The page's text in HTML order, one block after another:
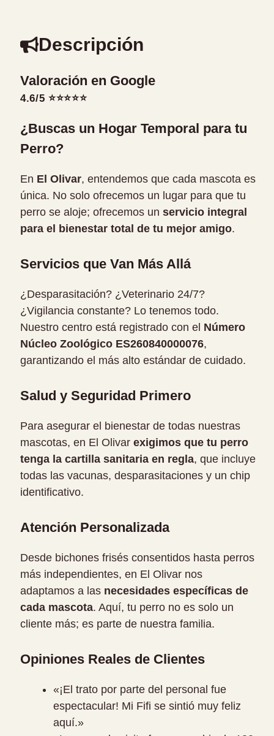
Descripción
Valoración en Google
4.6/5 ⭐⭐⭐⭐⭐
¿Buscas un Hogar Temporal para tu
Perro?
En El Olivar, entendemos que cada mascota es
única. No solo ofrecemos un lugar para que tu
perro se aloje; ofrecemos un servicio integral
para el bienestar total de tu mejor amigo.
Servicios que Van Más Allá
¿Desparasitación? ¿Veterinario 24/7?
¿Vigilancia constante? Lo tenemos todo.
Nuestro centro está registrado con el Número
Núcleo Zoológico ES260840000076,
garantizando el más alto estándar de cuidado.
Salud y Seguridad Primero
Para asegurar el bienestar de todas nuestras
mascotas, en El Olivar exigimos que tu perro
tenga la cartilla sanitaria en regla, que incluye
todas las vacunas, desparasitaciones y un chip
identificativo.
Atención Personalizada
Desde bichones frisés consentidos hasta perros
más independientes, en El Olivar nos
adaptamos a las necesidades específicas de
cada mascota. Aquí, tu perro no es solo un
cliente más; es parte de nuestra familia.
Opiniones Reales de Clientes
«¡El trato por parte del personal fue
espectacular! Mi Fifi se sintió muy feliz
aquí.»